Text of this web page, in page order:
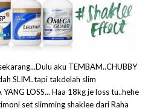
aku TEMBAM..CHUBBY
SLIM..tapi takdelah slim
LOSS... Haa 18kg je loss tu..hehe
set slimming shaklee dari Raha